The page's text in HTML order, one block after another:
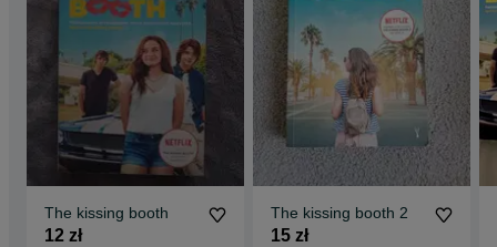
The kissing booth
12 zł
The kissing booth 2
15 zł